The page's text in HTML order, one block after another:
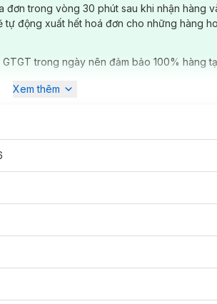
muốn có vẻ ngoài gọn gàng, chỉnh chu thì
kì quan trọng.Dao cạotốt không chỉ giúp việc
bảo an toàn cho người sử dụng.
trong vòng 30 phút sau khi nhận hàng
động xuất hết hoá đơn cho những hàng
trong ngày nên đảm bảo 100% hàng
Xem thêm